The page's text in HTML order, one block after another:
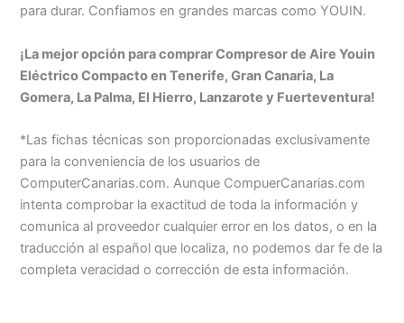
para durar. Confiamos en grandes marcas como YOUIN.
¡La mejor opción para comprar Compresor de Aire Youin
Eléctrico Compacto en Tenerife, Gran Canaria, La
Gomera, La Palma, El Hierro, Lanzarote y Fuerteventura!
*Las fichas técnicas son proporcionadas exclusivamente
para la conveniencia de los usuarios de
ComputerCanarias.com. Aunque CompuerCanarias.com
intenta comprobar la exactitud de toda la información y
comunica al proveedor cualquier error en los datos, o en la
traducción al español que localiza, no podemos dar fe de la
completa veracidad o corrección de esta información.